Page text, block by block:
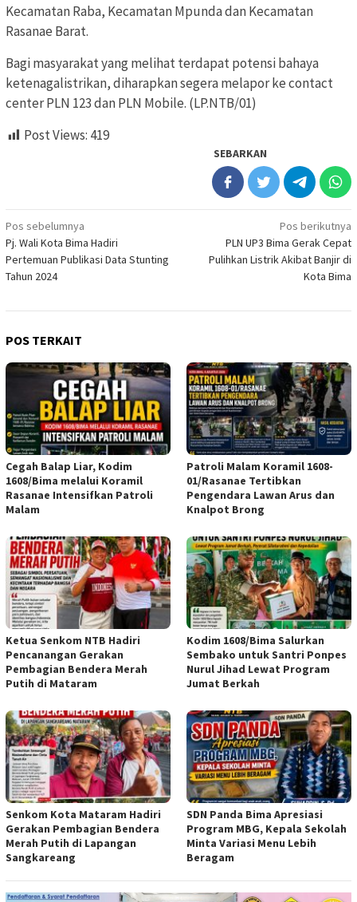
Kecamatan Raba, Kecamatan Mpunda dan Kecamatan
Rasanae Barat.
Bagi masyarakat yang melihat terdapat potensi bahaya
ketenagalistrikan, diharapkan segera melapor ke contact
center PLN 123 dan PLN Mobile. (LP.NTB/01)
Post Views: 419
SEBARKAN
Navigasi
pos
Pos sebelumnya
Pj. Wali Kota Bima Hadiri
Pertemuan Publikasi Data Stunting
Tahun 2024
Pos berikutnya
PLN UP3 Bima Gerak Cepat
Pulihkan Listrik Akibat Banjir di
Kota Bima
POS TERKAIT
Cegah Balap Liar, Kodim
1608/Bima melalui Koramil
Rasanae Intensifkan Patroli
Malam
Patroli Malam Koramil 1608-
01/Rasanae Tertibkan
Pengendara Lawan Arus dan
Knalpot Brong
Ketua Senkom NTB Hadiri
Pencanangan Gerakan
Pembagian Bendera Merah
Putih di Mataram
Kodim 1608/Bima Salurkan
Sembako untuk Santri Ponpes
Nurul Jihad Lewat Program
Jumat Berkah
Senkom Kota Mataram Hadiri
Gerakan Pembagian Bendera
Merah Putih di Lapangan
Sangkareang
SDN Panda Bima Apresiasi
Program MBG, Kepala Sekolah
Minta Variasi Menu Lebih
Beragam